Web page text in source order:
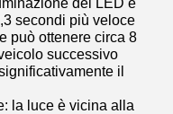
del LED è
secondi più veloce
può ottenere circa 8
successivo
il
la luce è vicina alla